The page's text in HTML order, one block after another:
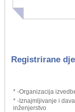
Registrirane
* -Organizacija
* -Iznajmljivanje i
inženjerstvo